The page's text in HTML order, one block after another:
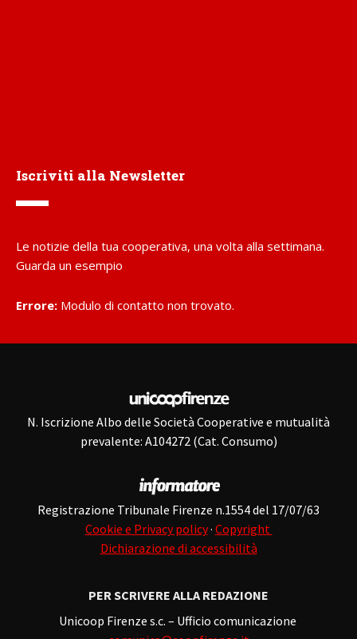
Iscriviti alla Newsletter
Le notizie della tua cooperativa, una volta alla settimana.
Guarda un esempio
Errore: Modulo di contatto non trovato.
N. Iscrizione Albo delle Società Cooperative e mutualità
prevalente: A104272 (Cat. Consumo)
Registrazione Tribunale Firenze n.1554 del 17/07/63
Cookie e Privacy policy· Copyright
Dichiarazione di accessibilità
PER SCRIVERE ALLA REDAZIONE
Unicoop Firenze s.c. – Ufficio comunicazione